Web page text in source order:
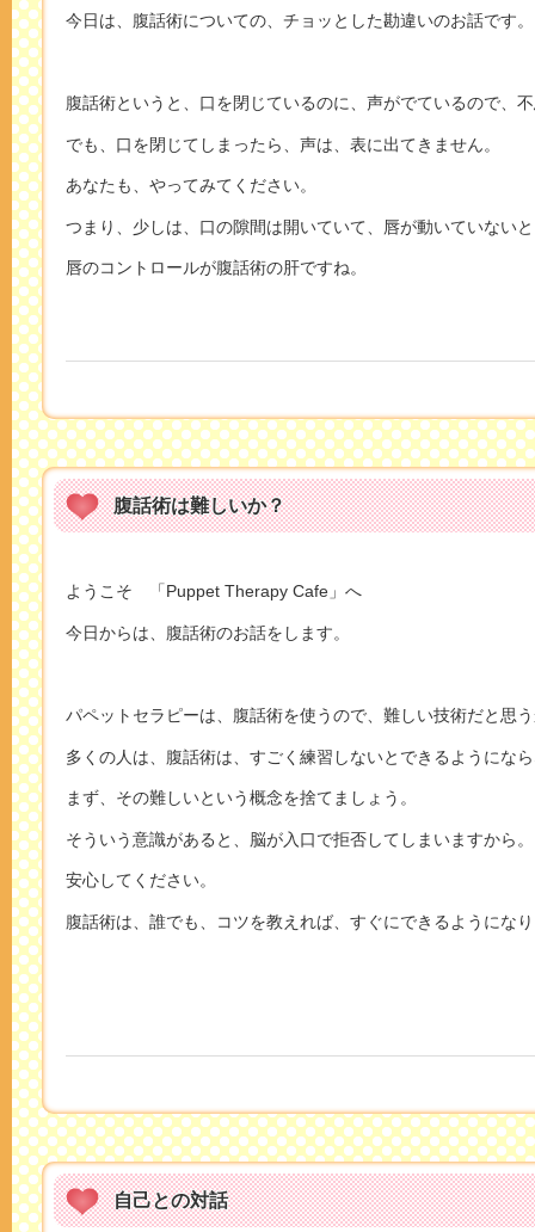
今日は、腹話術についての、チョッとした勘違いのお話です。
腹話術というと、口を閉じているのに、声がでているので、
でも、口を閉じてしまったら、声は、表に出てきません。
あなたも、やってみてください。
つまり、少しは、口の隙間は開いていて、唇が動いていない
唇のコントロールが腹話術の肝ですね。
腹話術は難しいか？
ようこそ 「Puppet Therapy Cafe」へ
今日からは、腹話術のお話をします。
パペットセラピーは、腹話術を使うので、難しい技術だと思
多くの人は、腹話術は、すごく練習しないとできるようにな
まず、その難しいという概念を捨てましょう。
そういう意識があると、脳が入口で拒否してしまいますから。
安心してください。
腹話術は、誰でも、コツを教えれば、すぐにできるようにな
自己との対話